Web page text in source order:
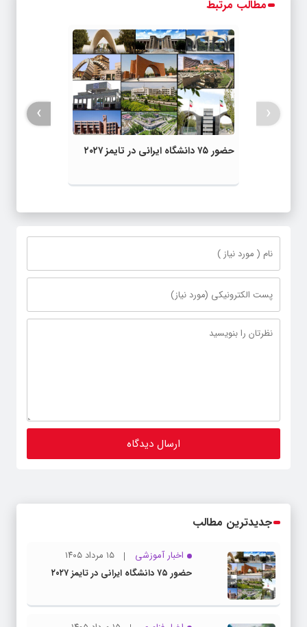
مطالب مرتبط
حضور ۷۵ دانشگاه ایرانی در تایمز ۲۰۲۷
‹
›
جدیدترین مطالب
اخبار آموزشی
۱۵ مرداد ۱۴۰۵
حضور ۷۵ دانشگاه ایرانی در تایمز ۲۰۲۷